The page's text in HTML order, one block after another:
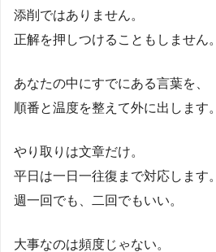
添削ではありません。
正解を押しつけることもしません。
あなたの中にすでにある言葉を、
順番と温度を整えて外に出します。
やり取りは文章だけ。
平日は一日一往復まで対応します。
週一回でも、二回でもいい。
大事なのは頻度じゃない。